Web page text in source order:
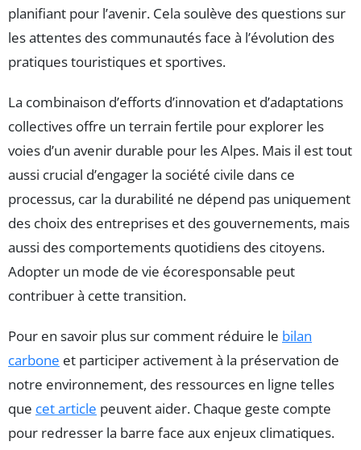
planifiant pour l’avenir. Cela soulève des questions sur
les attentes des communautés face à l’évolution des
pratiques touristiques et sportives.
La combinaison d’efforts d’innovation et d’adaptations
collectives offre un terrain fertile pour explorer les
voies d’un avenir durable pour les Alpes. Mais il est tout
aussi crucial d’engager la société civile dans ce
processus, car la durabilité ne dépend pas uniquement
des choix des entreprises et des gouvernements, mais
aussi des comportements quotidiens des citoyens.
Adopter un mode de vie écoresponsable peut
contribuer à cette transition.
Pour en savoir plus sur comment réduire le bilan
carbone et participer activement à la préservation de
notre environnement, des ressources en ligne telles
que cet article peuvent aider. Chaque geste compte
pour redresser la barre face aux enjeux climatiques.